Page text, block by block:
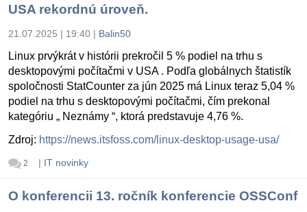
USA rekordnú úroveň.
21.07.2025 | 19:40 | Balin50
Linux prvýkrát v histórii prekročil 5 % podiel na trhu s
desktopovými počítačmi v USA . Podľa globálnych štatistík
spoločnosti StatCounter za jún 2025 má Linux teraz 5,04 %
podiel na trhu s desktopovými počítačmi, čím prekonal
kategóriu „ Neznámy “, ktorá predstavuje 4,76 %.
Zdroj: https://news.itsfoss.com/linux-desktop-usage-usa/
2 | IT novinky
O konferencii 13. ročník konferencie OSSConf